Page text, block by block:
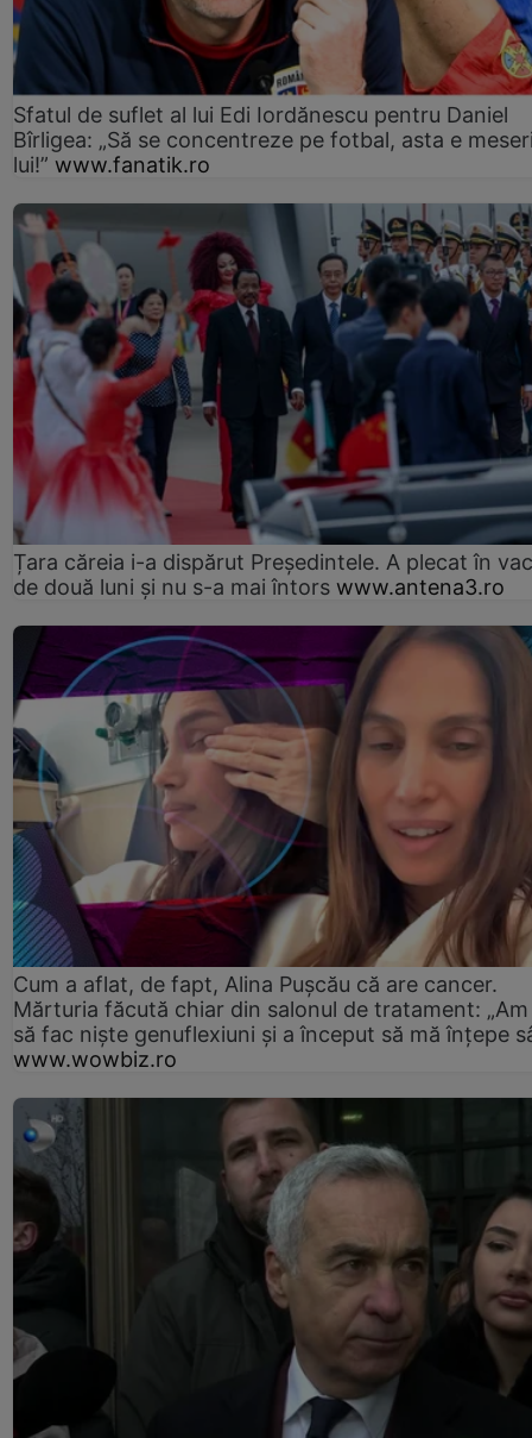
Sfatul de suflet al lui Edi Iordănescu pentru Daniel
Bîrligea: „Să se concentreze pe fotbal, asta e
lui!” www.fanatik.ro
Țara căreia i-a dispărut Președintele. A plecat în
de două luni și nu s-a mai întors www.antena3.ro
Cum a aflat, de fapt, Alina Pușcău că are cancer.
Mărturia făcută chiar din salonul de tratament:
să fac niște genuflexiuni și a început să mă înțepe
www.wowbiz.ro